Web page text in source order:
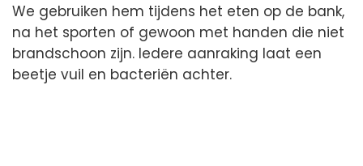
We gebruiken hem tijdens het eten op de bank,
na het sporten of gewoon met handen die niet
brandschoon zijn. Iedere aanraking laat een
beetje vuil en bacteriën achter.